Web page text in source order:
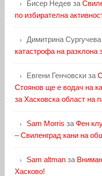
Бисер Недевза
по избирателна
Димитрина Сургучева
катастрофа на разклона
Евгени Генчовскиза
Стоянов ще е водач на
за Хасковска област на
Sam Morris за Фен
– Свиленград кани на
Sam altmanза
Хасково!